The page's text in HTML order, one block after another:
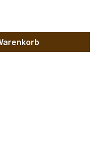
Wert